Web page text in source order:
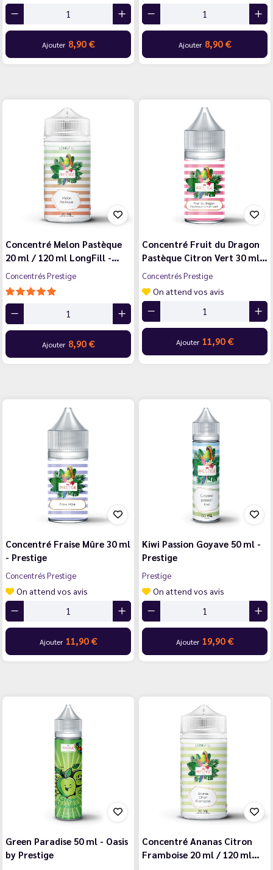
Ajouter 8,90 € Ajouter 8,90 €
Concentré Melon Pastèque
20 ml / 120 ml LongFill -…
Concentrés Prestige
Ajouter 8,90 €
Concentré Fruit du Dragon
Pastèque Citron Vert 30 ml…
Concentrés Prestige
On attend vos avis
Ajouter 11,90 €
Concentré Fraise Mûre 30 ml
- Prestige
Concentrés Prestige
On attend vos avis
Ajouter 11,90 €
Kiwi Passion Goyave 50 ml -
Prestige
Prestige
On attend vos avis
Ajouter 19,90 €
Green Paradise 50 ml - Oasis
by Prestige
Concentré Ananas Citron
Framboise 20 ml / 120 ml…